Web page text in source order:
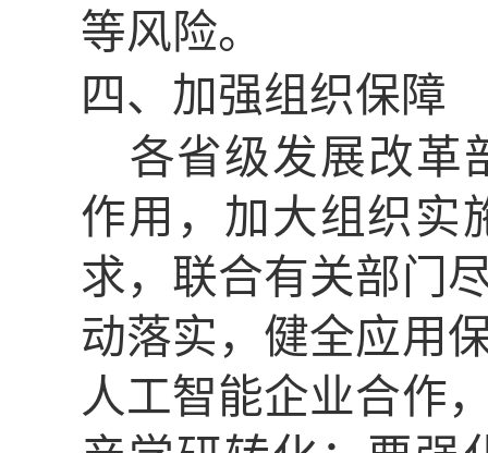
等风险。
四、加强组织保障
各省级发展改革
作用，加大组织实
求，联合有关部门
动落实，健全应用
人工智能企业合作